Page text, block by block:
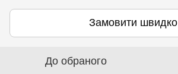
Замовити швидко
До обраного